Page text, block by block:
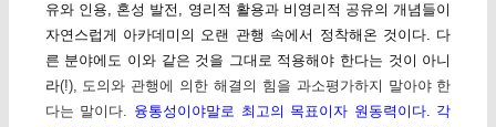
유와 인용, 혼성 발전, 영리적 활용과 비영리적 공유의 개념들이
자연스럽게 아카데미의 오랜 관행 속에서 정착해온 것이다. 다
른 분야에도 이와 같은 것을 그대로 적용해야 한다는 것이 아니
라(!), 도의와 관행에 의한 해결의 힘을 과소평가하지 말아야 한
다는 말이다. 융통성이야말로 최고의 목표이자 원동력이다. 각